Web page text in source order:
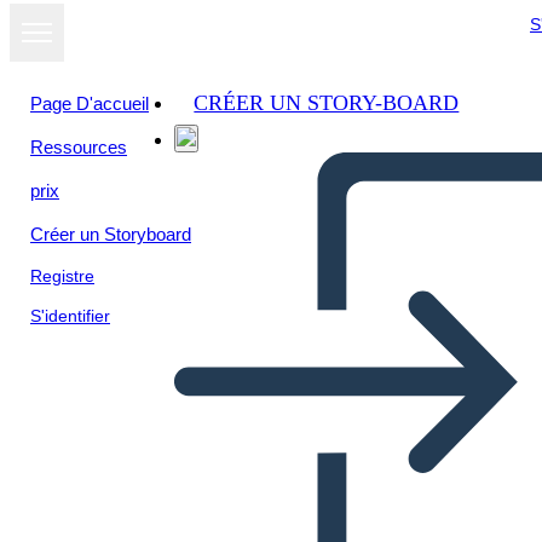
Page D'accueil
Ressources
prix
Créer un Storyboard
Registre
S'identifier
CRÉER UN STORY-BOARD